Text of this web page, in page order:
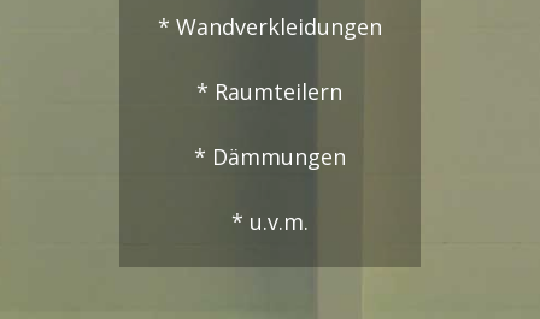
* Wandverkleidungen
* Raumteilern
* Dämmungen
* u.v.m.